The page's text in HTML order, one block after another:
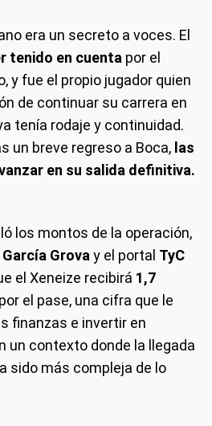
era un secreto a voces. El
tenido en cuenta por el
y fue el propio jugador quien
de continuar su carrera en
tenía rodaje y continuidad.
un breve regreso a Boca, las
en su salida definitiva.
los montos de la operación,
Grova y el portal TyC
el Xeneize recibirá 1,7
por el pase, una cifra que le
finanzas e invertir en
un contexto donde la llegada
sido más compleja de lo